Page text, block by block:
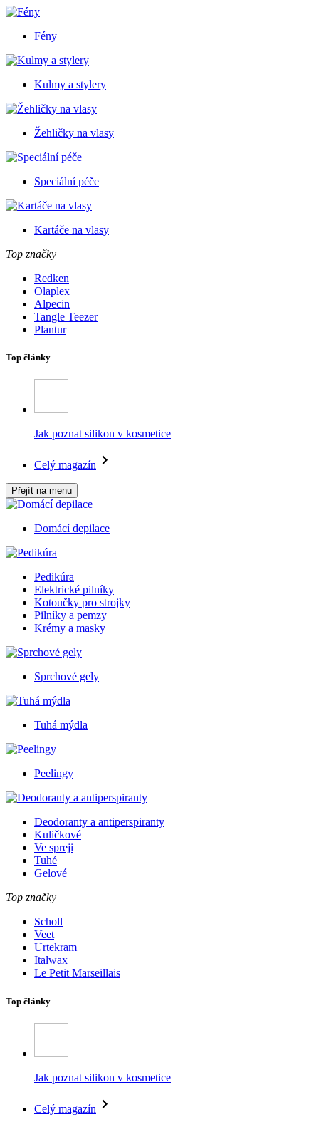
Fény
Kulmy a stylery
Žehličky na vlasy
Speciální péče
Kartáče na vlasy
Top značky
Redken
Olaplex
Alpecin
Tangle Teezer
Plantur
Top články
Jak poznat silikon v kosmetice
Celý magazín
Přejít na menu
Domácí depilace
Pedikúra
Elektrické pilníky
Kotoučky pro strojky
Pilníky a pemzy
Krémy a masky
Sprchové gely
Tuhá mýdla
Peelingy
Deodoranty a antiperspiranty
Kuličkové
Ve spreji
Tuhé
Gelové
Top značky
Scholl
Veet
Urtekram
Italwax
Le Petit Marseillais
Top články
Jak poznat silikon v kosmetice
Celý magazín